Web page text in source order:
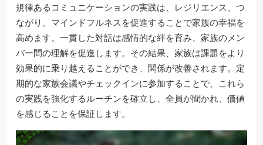
規律あるコミュニケーションの実践は、レジリエンス、つ
ながり、マインドフルネスを促進することで家族の幸福を
高めます。一貫した対話は感情的な絆を育み、家族のメン
バー間の理解を促進します。その結果、家族は課題をより
効果的に乗り越えることができ、関係が改善されます。定
期的な家族会議やチェックインに参加することで、これら
の実践を強化するルーチンを確立し、全員が聞かれ、価値
を感じることを保証します。